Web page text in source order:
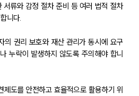
법률상담예약
륜법률상담예약
서류와 감정 절차 준비 등 여러 법적 절차
니다.
의 권리 보호와 재산 관리가 동시에 요구
누락이 발생하지 않도록 주의해야 합니
제도를 안전하고 효율적으로 활용하기 위